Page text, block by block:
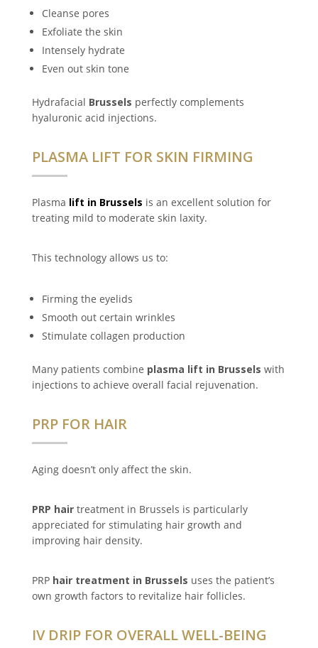
Cleanse pores
Exfoliate the skin
Intensely hydrate
Even out skin tone
Hydrafacial Brussels perfectly complements
hyaluronic acid injections.
PLASMA LIFT FOR SKIN FIRMING
Plasma lift in Brussels is an excellent solution for
treating mild to moderate skin laxity.
This technology allows us to:
Firming the eyelids
Smooth out certain wrinkles
Stimulate collagen production
Many patients combine plasma lift in Brussels with
injections to achieve overall facial rejuvenation.
PRP FOR HAIR
Aging doesn’t only affect the skin.
PRP hairtreatment in Brussels is particularly
appreciated for stimulating hair growth and
improving hair density.
PRP hair treatment in Brussels uses the patient’s
own growth factors to revitalize hair follicles.
IV DRIP FOR OVERALL WELL-BEING